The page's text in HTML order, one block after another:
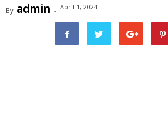
By admin - April 1, 2024